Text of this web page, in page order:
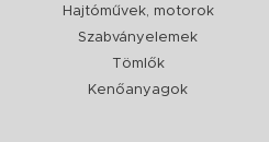
Hajtóművek, motorok
Szabványelemek
Tömlők
Kenőanyagok